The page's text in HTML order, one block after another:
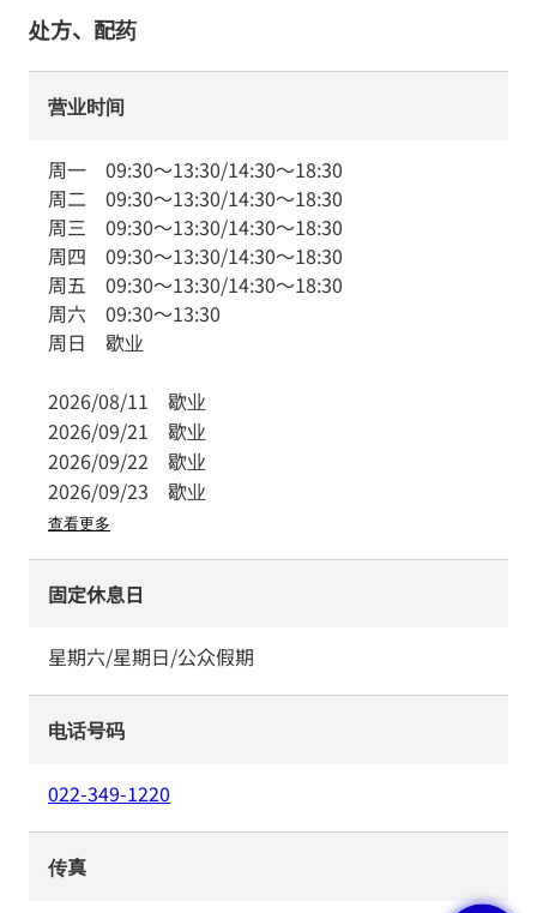
处方、配药
营业时间
周一 09:30～13:30/14:30～18:30
周二 09:30～13:30/14:30～18:30
周三 09:30～13:30/14:30～18:30
周四 09:30～13:30/14:30～18:30
周五 09:30～13:30/14:30～18:30
周六 09:30～13:30
周日 歇业
2026/08/11 歇业
2026/09/21 歇业
2026/09/22 歇业
2026/09/23 歇业
查看更多
固定休息日
星期六/星期日/公众假期
电话号码
022-349-1220
传真